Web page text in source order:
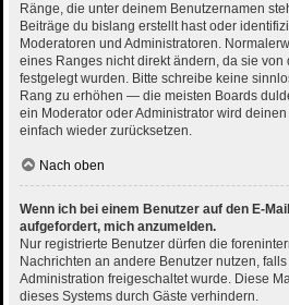
Ränge, die unter deinem Benutzernamen
Beiträge du bislang erstellt hast oder
Moderatoren und Administratoren.
eines Ranges nicht direkt ändern, da sie von
festgelegt wurden. Bitte schreibe keine
Rang zu erhöhen — die meisten Boards
ein Moderator oder Administrator wird
einfach wieder zurücksetzen.
Nach oben
Wenn ich bei einem Benutzer auf den E-
aufgefordert, mich anzumelden.
Nur registrierte Benutzer dürfen die
Nachrichten an andere Benutzer nutzen,
Administration freigeschaltet wurde. Diese
dieses Systems durch Gäste verhindern.